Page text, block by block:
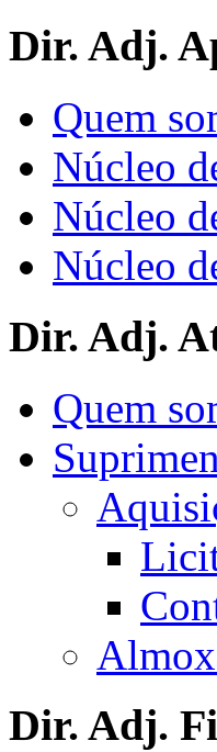
Dir. Adj.
Quem
Núcleo
Núcleo
Núcleo
Dir. Adj.
Quem
Dir. Adj.